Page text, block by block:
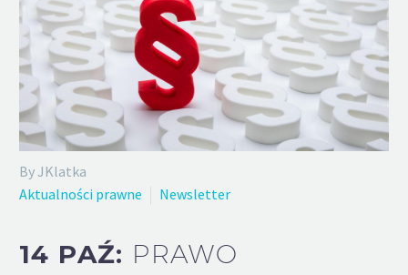
By JKlatka
Aktualności prawne
Newsletter
14 PAŹ: PRAWO